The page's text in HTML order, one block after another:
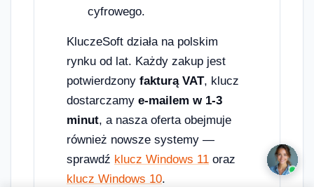
cyfrowego.
KluczeSoft działa na polskim
rynku od lat. Każdy zakup jest
potwierdzony fakturą VAT, klucz
dostarczamy e-mailem w 1-3
minut, a nasza oferta obejmuje
również nowsze systemy —
sprawdź klucz Windows 11 oraz
klucz Windows 10.